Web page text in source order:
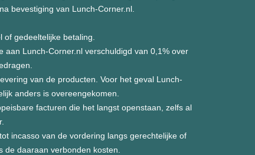
bevestiging van Lunch-Corner.nl.
gedeeltelijke betaling.
Lunch-Corner.nl verschuldigd van 0,1% over
van de producten. Voor het geval Lunch-
anders is overeengekomen.
facturen die het langst openstaan, zelfs al
incasso van de vordering langs gerechtelijke of
daaraan verbonden kosten.